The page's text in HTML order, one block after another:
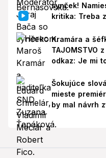
synček!
kritika: Treba
Kramára a
TAJOMSTVO
odkaz: Je mi
Šokujúce
mieste
by mal návrh